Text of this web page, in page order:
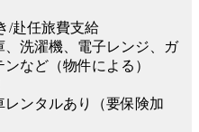
/赴任旅費支給
洗濯機、電子レンジ、ガ
など（物件による）
レンタルあり（要保険加